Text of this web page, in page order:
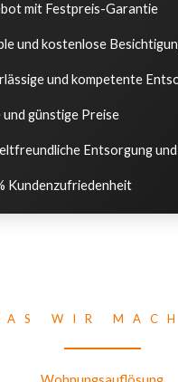
mit Festpreis-Garantie
und kostenlose
und kompetente
und günstige Preise
Entsorgung und
Kundenzufriedenheit
WIR